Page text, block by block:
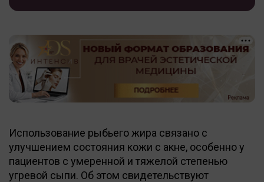
Использование рыбьего жира связано с
улучшением состояния кожи с акне, особенно у
пациентов с умеренной и тяжелой степенью
угревой сыпи. Об этом свидетельствуют